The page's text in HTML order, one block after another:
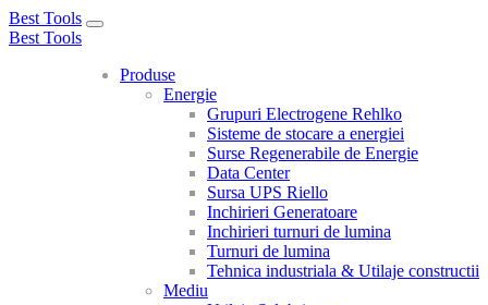
Best Tools
Toggle
Best Tools
Produse
Energie
Grupuri Electrogene Rehlko
Sisteme de stocare a energiei
Surse Regenerabile de Energie
Data Center
Sursa UPS Riello
Inchirieri Generatoare
Inchirieri turnuri de lumina
Turnuri de lumina
Tehnica industriala & Utilaje constructii
Mediu